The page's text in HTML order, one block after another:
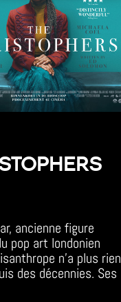
ancienne figure
pop art londonien
n'a plus rien
des décennies. Ses